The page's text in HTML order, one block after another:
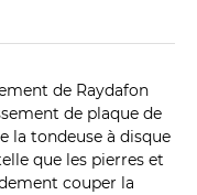
de Raydafon
de plaque de
la tondeuse à disque
que les pierres et
couper la